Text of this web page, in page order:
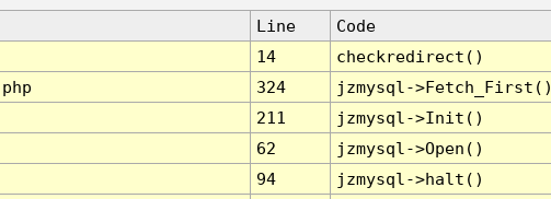
Line
Code
14
checkredirect()
324
jzmysql-
211
jzmysql->Init()
62
jzmysql->Open()
94
jzmysql->halt()